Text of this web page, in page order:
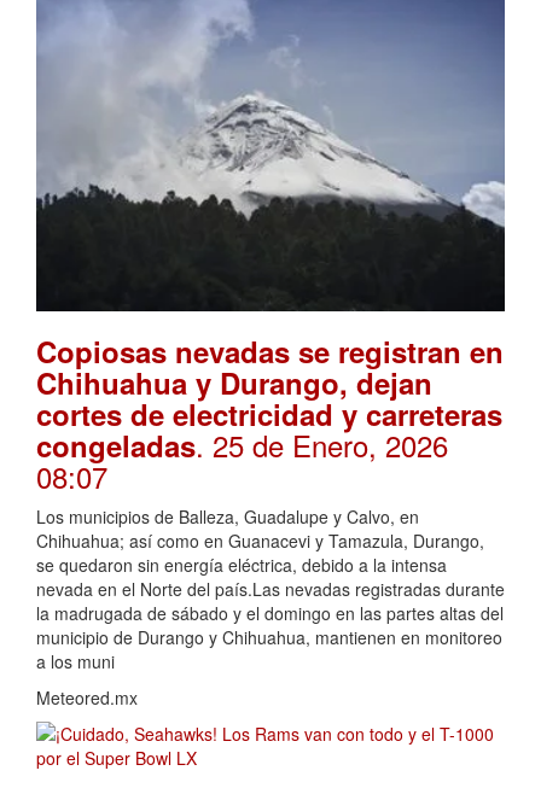
Copiosas nevadas se registran en
Chihuahua y Durango, dejan
cortes de electricidad y carreteras
congeladas. 25 de Enero, 2026
08:07
Los municipios de Balleza, Guadalupe y Calvo, en
Chihuahua; así como en Guanacevi y Tamazula, Durango,
se quedaron sin energía eléctrica, debido a la intensa
nevada en el Norte del país.Las nevadas registradas durante
la madrugada de sábado y el domingo en las partes altas del
municipio de Durango y Chihuahua, mantienen en monitoreo
a los muni
Meteored.mx